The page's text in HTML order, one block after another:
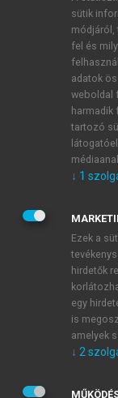
ÚJ FIÓK
1 óra
E-MAIL-CÍM
JELSZÓ
JELSZÓ ÚJRA
Kérek
Kérek
sütik
módjáról,
fel és
adatok
weboldal
tartozó
↓ 1
Ezek a
hirdetők
egy
is
amelyek
↓ 2